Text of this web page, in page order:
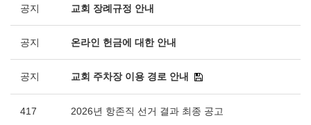
공지 교회 장례규정 안내
공지 온라인 헌금에 대한 안내
공지 교회 주차장 이용 경로 안내
417 2026년 항존직 선거 결과 최종 공고